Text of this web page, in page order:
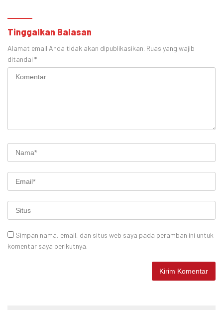
Tinggalkan Balasan
Alamat email Anda tidak akan dipublikasikan. Ruas yang wajib
ditandai *
Simpan nama, email, dan situs web saya pada peramban ini untuk
komentar saya berikutnya.